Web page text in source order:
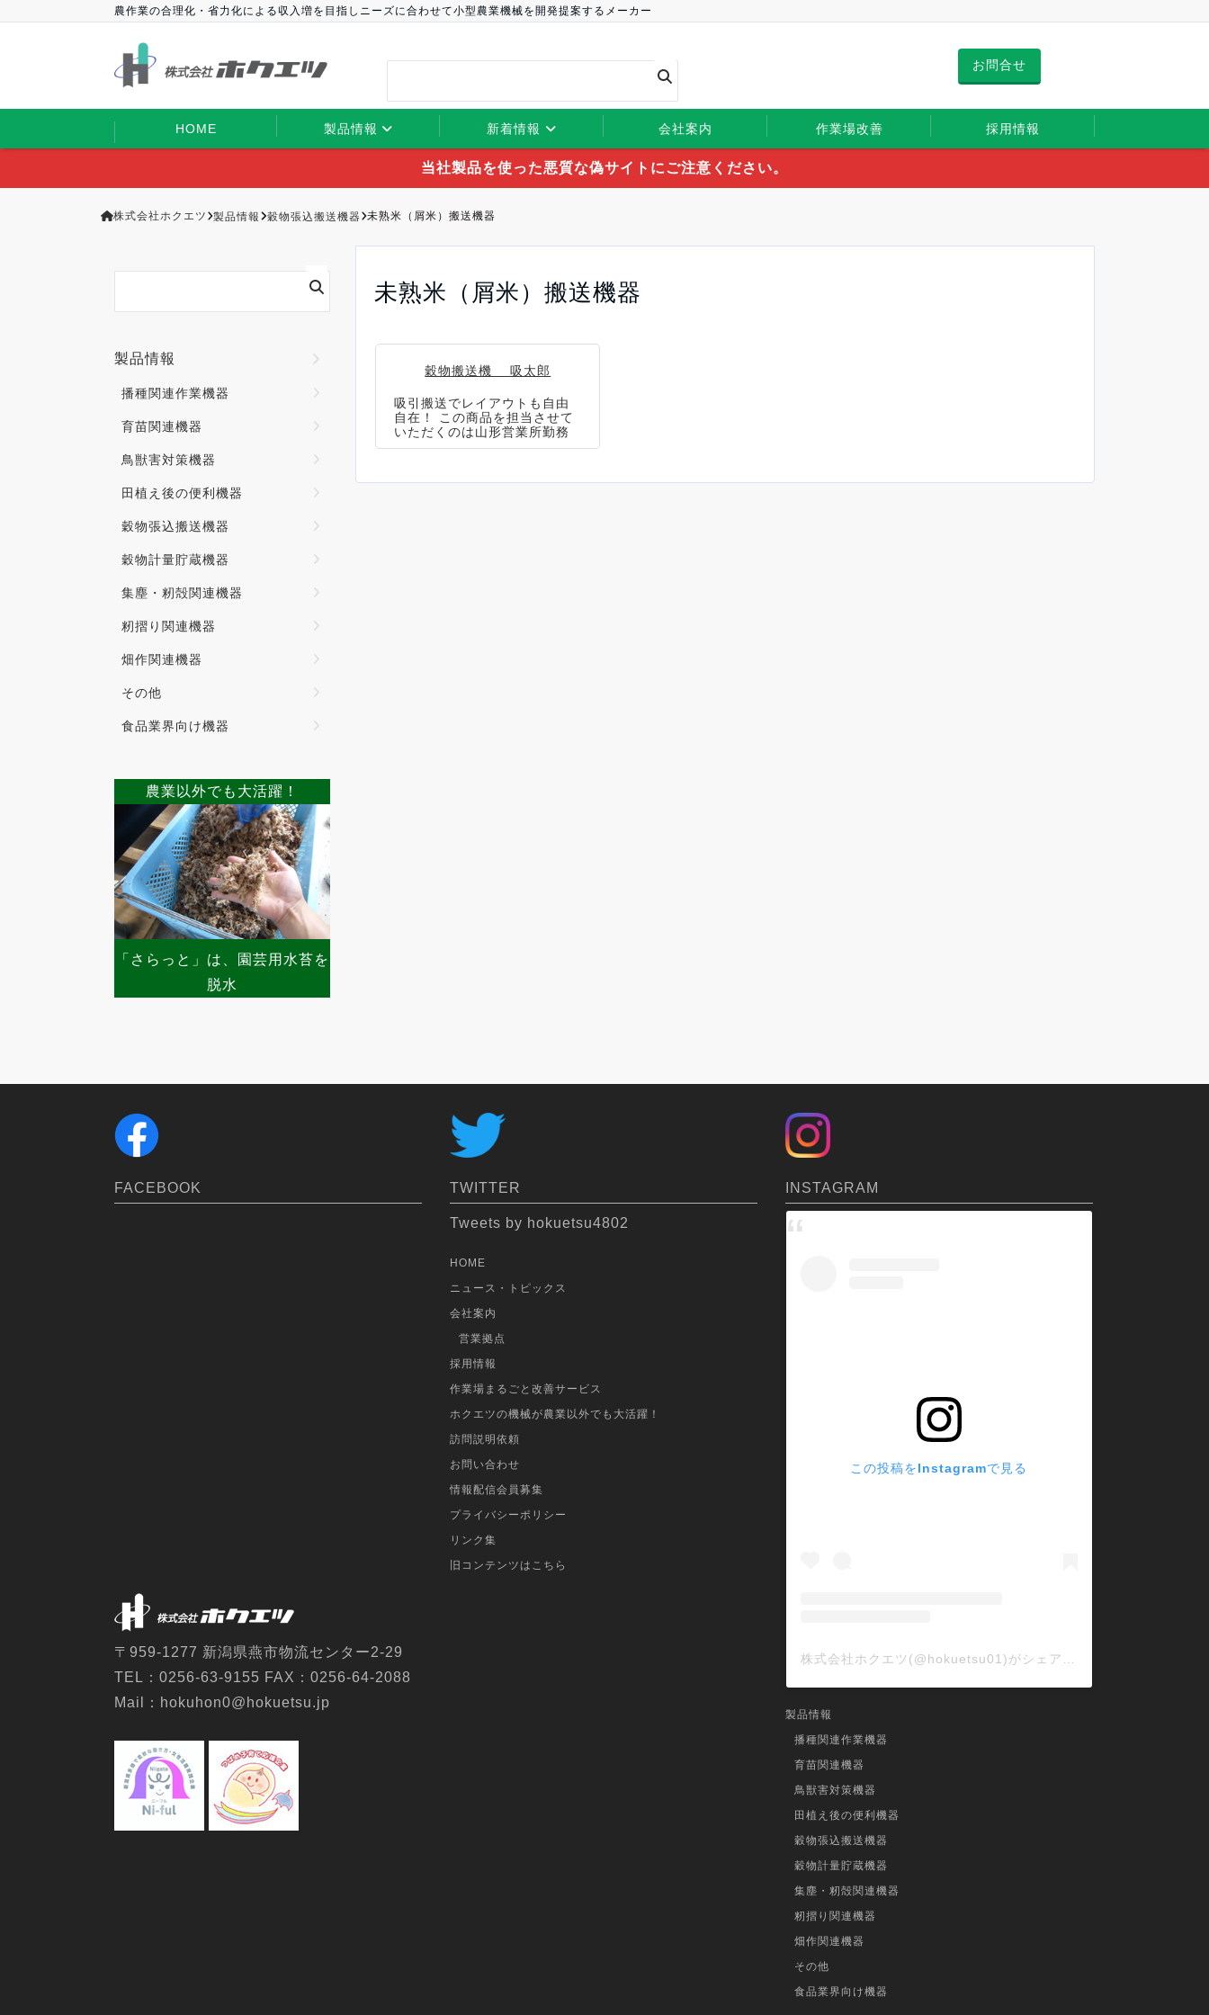
農作業の合理化・省力化による収入増を目指しニーズに合わせて小型農業機械を開発提案するメーカー
お問合せ
HOME 製品情報 新着情報 会社案内 作業場改善 採用情報
当社製品を使った悪質な偽サイトにご注意ください。
株式会社ホクエツ 製品情報 穀物張込搬送機器 未熟米（屑米）搬送機器
未熟米（屑米）搬送機器
穀物搬送機 吸太郎
吸引搬送でレイアウトも自由
自在！ この商品を担当させて
いただくのは山形営業所勤務
製品情報
播種関連作業機器
育苗関連機器
鳥獣害対策機器
田植え後の便利機器
穀物張込搬送機器
穀物計量貯蔵機器
集塵・籾殻関連機器
籾摺り関連機器
畑作関連機器
その他
食品業界向け機器
農業以外でも大活躍！
「さらっと」は、園芸用水苔を
脱水
FACEBOOK
〒959-1277 新潟県燕市物流センター2-29
TEL：0256-63-9155 FAX：0256-64-2088
Mail：hokuhon0@hokuetsu.jp
TWITTER
Tweets by hokuetsu4802
HOME
ニュース・トピックス
会社案内
営業拠点
採用情報
作業場まるごと改善サービス
ホクエツの機械が農業以外でも大活躍！
訪問説明依頼
お問い合わせ
情報配信会員募集
プライバシーポリシー
リンク集
旧コンテンツはこちら
INSTAGRAM
この投稿をInstagramで見る
製品情報
播種関連作業機器
育苗関連機器
鳥獣害対策機器
田植え後の便利機器
穀物張込搬送機器
穀物計量貯蔵機器
集塵・籾殻関連機器
籾摺り関連機器
畑作関連機器
その他
食品業界向け機器